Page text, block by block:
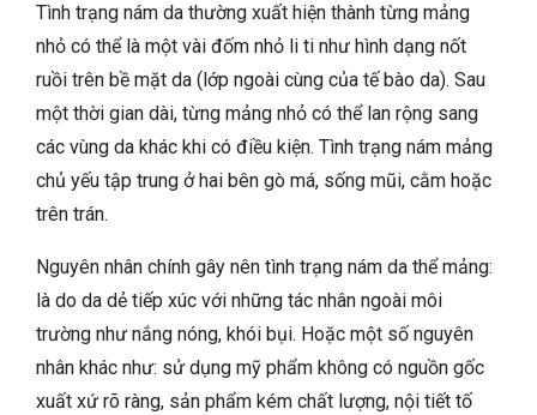
Tình trạng nám da thường xuất hiện thành từng mảng
nhỏ có thể là một vài đốm nhỏ li ti như hình dạng nốt
ruồi trên bề mặt da (lớp ngoài cùng của tế bào da). Sau
một thời gian dài, từng mảng nhỏ có thể lan rộng sang
các vùng da khác khi có điều kiện. Tình trạng nám mảng
chủ yếu tập trung ở hai bên gò má, sống mũi, cằm hoặc
trên trán.
Nguyên nhân chính gây nên tình trạng nám da thể mảng:
là do da dẻ tiếp xúc với những tác nhân ngoài môi
trường như nắng nóng, khói bụi. Hoặc một số nguyên
nhân khác như: sử dụng mỹ phẩm không có nguồn gốc
xuất xứ rõ ràng, sản phẩm kém chất lượng, nội tiết tố